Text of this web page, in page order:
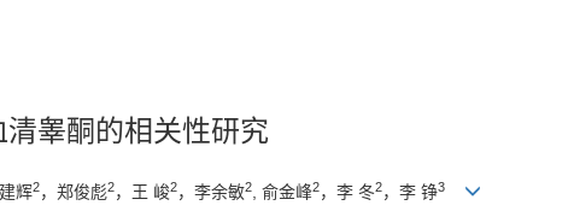
睾酮的相关性研究
辉2，郑俊彪2，王 峻2，李余敏2, 俞金峰2，李 冬2，李 铮3